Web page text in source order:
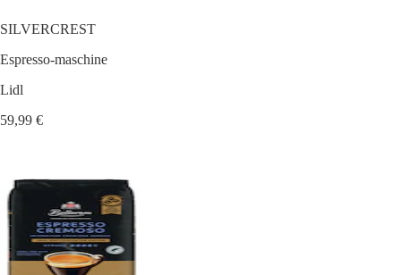
SILVERCREST
Espresso-maschine
Lidl
59,99 €